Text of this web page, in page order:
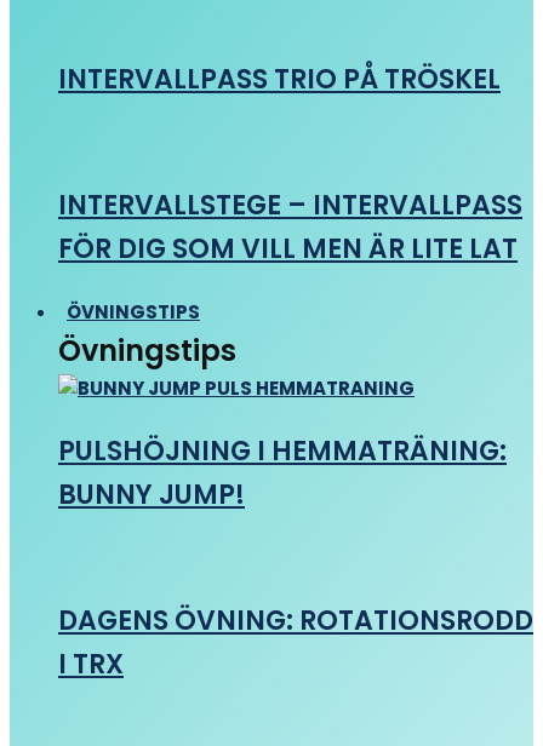
INTERVALLPASS TRIO PÅ TRÖSKEL
INTERVALLSTEGE – INTERVALLPASS
FÖR DIG SOM VILL MEN ÄR LITE LAT
ÖVNINGSTIPS
Övningstips
PULSHÖJNING I HEMMATRÄNING:
BUNNY JUMP!
DAGENS ÖVNING: ROTATIONSRODD
I TRX